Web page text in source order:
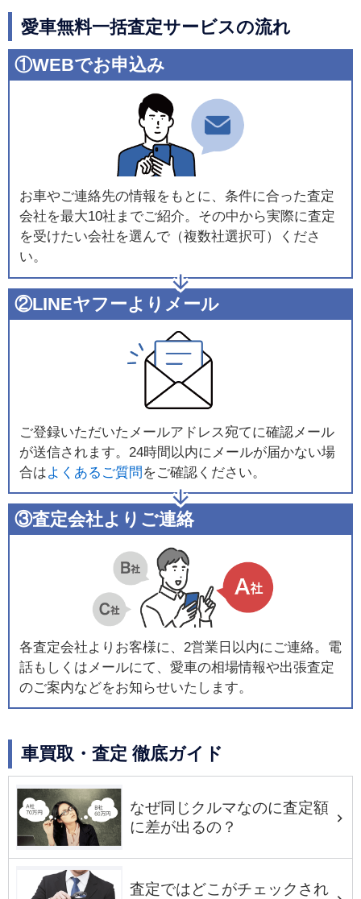
愛車無料一括査定サービスの流れ
①WEBでお申込み
お車やご連絡先の情報をもとに、条件に合った査定
会社を最大10社までご紹介。その中から実際に査定
を受けたい会社を選んで（複数社選択可）くださ
い。
②LINEヤフーよりメール
ご登録いただいたメールアドレス宛てに確認メール
が送信されます。24時間以内にメールが届かない場
合はよくあるご質問 をご確認ください。
③査定会社よりご連絡
各査定会社よりお客様に、2営業日以内にご連絡。電
話もしくはメールにて、愛車の相場情報や出張査定
のご案内などをお知らせいたします。
車買取・査定 徹底ガイド
なぜ同じクルマなのに査定額
に差が出るの？
査定ではどこがチェックされ